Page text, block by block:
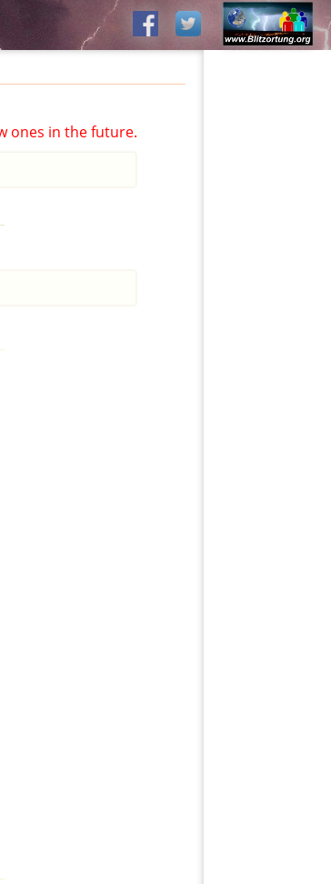
ones in the future.